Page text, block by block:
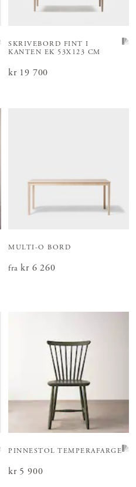
SKRIVEBORD FINT I
KANTEN EK 53X123 CM
Pris: kr 19 700
kr 19 700
MULTI-O BORD
fra Pris :kr 6 260
kr 6 260
PINNESTOL TEMPERAFARGE
Pris :kr 5 900
kr 5 900